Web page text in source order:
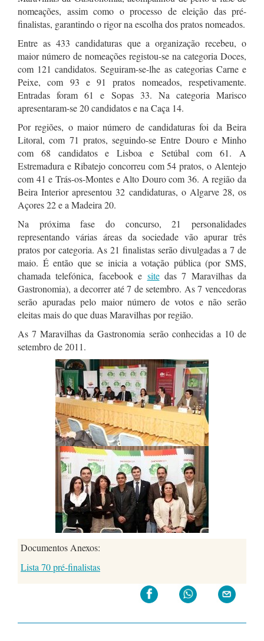
nomeações, assim como o processo de eleição das pré-
finalistas, garantindo o rigor na escolha dos pratos nomeados.
Entre as 433 candidaturas que a organização recebeu, o
maior número de nomeações registou-se na categoria Doces,
com 121 candidatos. Seguiram-se-lhe as categorias Carne e
Peixe, com 93 e 91 pratos nomeados, respetivamente.
Entradas foram 61 e Sopas 33. Na categoria Marisco
apresentaram-se 20 candidatos e na Caça 14.
Por regiões, o maior número de candidaturas foi da Beira
Litoral, com 71 pratos, seguindo-se Entre Douro e Minho
com 68 candidatos e Lisboa e Setúbal com 61. A
Estremadura e Ribatejo concorreu com 54 pratos, o Alentejo
com 41 e Trás-os-Montes e Alto Douro com 36. A região da
Beira Interior apresentou 32 candidaturas, o Algarve 28, os
Açores 22 e a Madeira 20.
Na próxima fase do concurso, 21 personalidades
representando várias áreas da sociedade vão apurar três
pratos por categoria. As 21 finalistas serão divulgadas a 7 de
maio. É então que se inicia a votação pública (por SMS,
chamada telefónica, facebook e sitedas 7 Maravilhas da
Gastronomia), a decorrer até 7 de setembro. As 7 vencedoras
serão apuradas pelo maior número de votos e não serão
eleitas mais do que duas Maravilhas por região.
As 7 Maravilhas da Gastronomia serão conhecidas a 10 de
setembro de 2011.
Documentos Anexos:
Lista 70 pré-finalistas